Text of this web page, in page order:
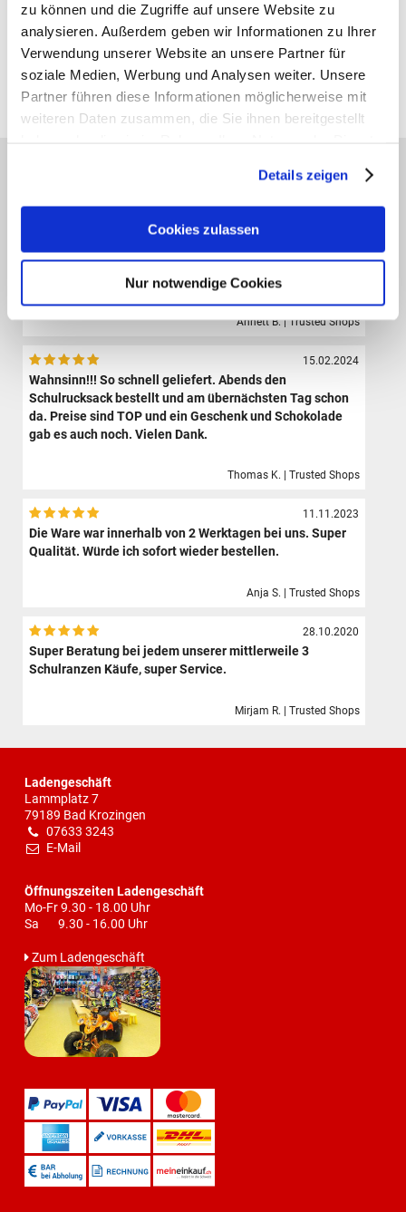
zu können und die Zugriffe auf unsere Website zu
analysieren. Außerdem geben wir Informationen zu Ihrer
Verwendung unserer Website an unsere Partner für
soziale Medien, Werbung und Analysen weiter. Unsere
Partner führen diese Informationen möglicherweise mit
weiteren Daten zusammen, die Sie ihnen bereitgestellt
Details zeigen
Cookies zulassen
Nur notwendige Cookies
Gutscheine bestellen
Alle Preise verstehen sich inklusive der gesetzl. MwSt. und zzgl.
Versand(ab 39,00 € Bestellwert versandkostenfrei!)
Der Shop hat eine sehr große Auswahl hochwertiger
Sporttaschen, Schulranzen und Zubehör.Die Bestellung
Ich bin sehr zufrieden und werde definitiv wieder hier
Annett B. | Trusted Shops
15.02.2024
Wahnsinn!!! So schnell geliefert. Abends den
Schulrucksack bestellt und am übernächsten Tag schon
da. Preise sind TOP und ein Geschenk und Schokolade
gab es auch noch. Vielen Dank.
Thomas K. | Trusted Shops
11.11.2023
Die Ware war innerhalb von 2 Werktagen bei uns. Super
Qualität. Würde ich sofort wieder bestellen.
Anja S. | Trusted Shops
28.10.2020
Super Beratung bei jedem unserer mittlerweile 3
Schulranzen Käufe, super Service.
Mirjam R. | Trusted Shops
Ladengeschäft
Lammplatz 7
79189 Bad Krozingen
07633 3243
E-Mail
Öffnungszeiten Ladengeschäft
Mo-Fr 9.30 - 18.00 Uhr
Sa 9.30 - 16.00 Uhr
Zum Ladengeschäft